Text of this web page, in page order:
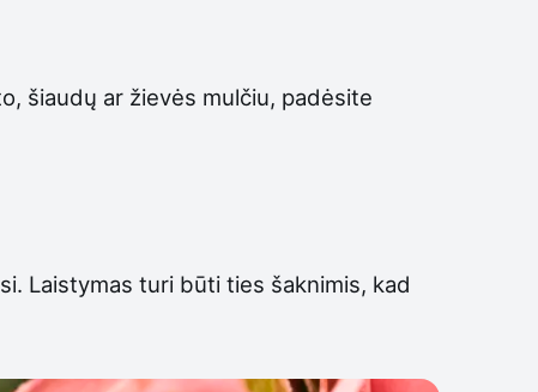
šiaudų ar žievės mulčiu, padėsite
Laistymas turi būti ties šaknimis, kad